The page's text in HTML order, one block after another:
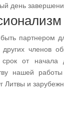
день
партнером
членов
от начала
нашей
Литвы и